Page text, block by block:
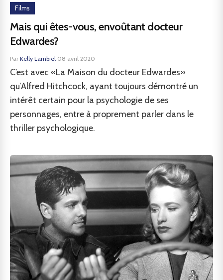
Films
Mais qui êtes-vous, envoûtant docteur
Edwardes?
Par Kelly Lambiel·08 avril 2020
C’est avec «La Maison du docteur Edwardes»
qu’Alfred Hitchcock, ayant toujours démontré un
intérêt certain pour la psychologie de ses
personnages, entre à proprement parler dans le
thriller psychologique.